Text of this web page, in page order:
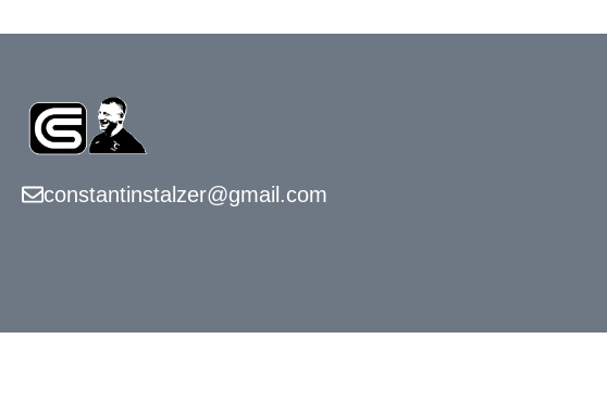
constantinstalzer@gmail.com